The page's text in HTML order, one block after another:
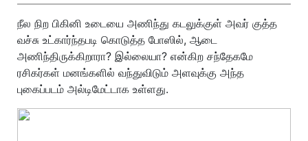
நீல நிற பிகினி உடையை அணிந்து கடலுக்குள் அவர் குத்த
வச்சு உட்கார்ந்தபடி கொடுத்த போஸில், ஆடை
அணிந்திருக்கிறாரா? இல்லையா? என்கிற சந்தேகமே
ரசிகர்கள் மனங்களில் வந்துவிடும் அளவுக்கு அந்த
புகைப்படம் அல்டிமேட்டாக உள்ளது.